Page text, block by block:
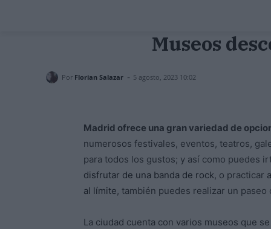
Museos
Por Florian Salazar - 5 agosto, 2023 10:02
Madrid ofrece una gran variedad de
numerosos festivales, eventos, teatros,
para todos los gustos; y así como puedes
disfrutar de una banda de rock, o practicar
al límite, también puedes realizar un
La ciudad cuenta con varios museos que